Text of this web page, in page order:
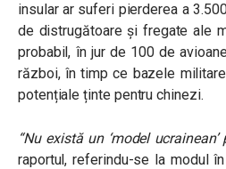
insular ar suferi pierderea a
de distrugătoare și fregate ale
probabil, în jur de 100 de
război, în timp ce bazele
potențiale ținte pentru chinezi.
“Nu există un ‘model ucrainean’
raportul, referindu-se la modul